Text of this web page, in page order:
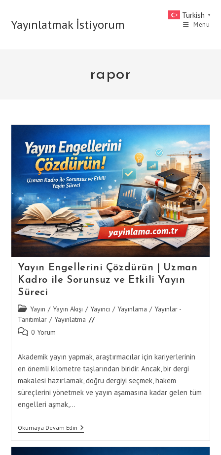
contentYayınlatmak İstiyorum Menu
rapor
Yayın Engellerini Çözdürün | Uzman
Kadro ile Sorunsuz ve Etkili Yayın
Süreci
Post
category:
Yayın / Yayın Akışı / Yayıncı / Yayınlama / Yayınlar -
Tanıtımlar / Yayınlatma
Post 0 Yorum
Akademik yayın yapmak, araştırmacılar için kariyerlerinin
en önemli kilometre taşlarından biridir. Ancak, bir dergi
makalesi hazırlamak, doğru dergiyi seçmek, hakem
süreçlerini yönetmek ve yayın aşamasına kadar gelen tüm
engelleri aşmak,…
Okumaya Devam EdinYayın
Turkish ▼